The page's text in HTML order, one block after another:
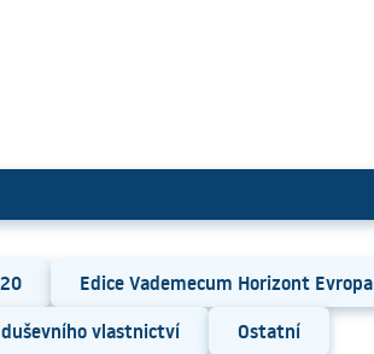
Edice Vademecum Horizont Evropa
vlastnictví Ostatní